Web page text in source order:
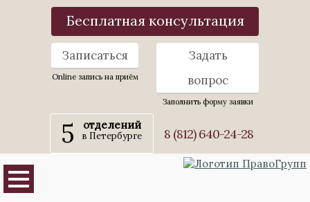
Бесплатная консультация
Записаться
Online запись на приём
Задать
вопрос
Заполнить форму заявки
5 отделений
в Петербурге 8 (812) 640-24-28